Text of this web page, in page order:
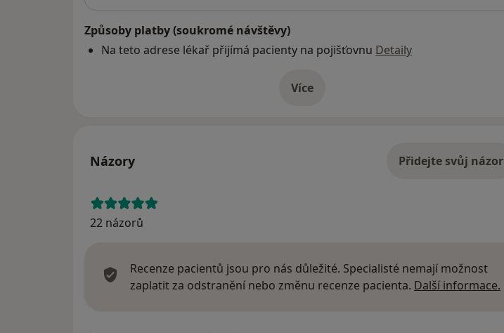
Způsoby platby (soukromé návštěvy)
Na teto adrese lékař přijímá pacienty na pojišťovnu Detaily
Víceo adrese
Názory Přidejte svůj názor
22 názorů
Recenze pacientů jsou pro nás důležité. Specialisté nemají možnost
zaplatit za odstranění nebo změnu recenze pacienta. Další informace.